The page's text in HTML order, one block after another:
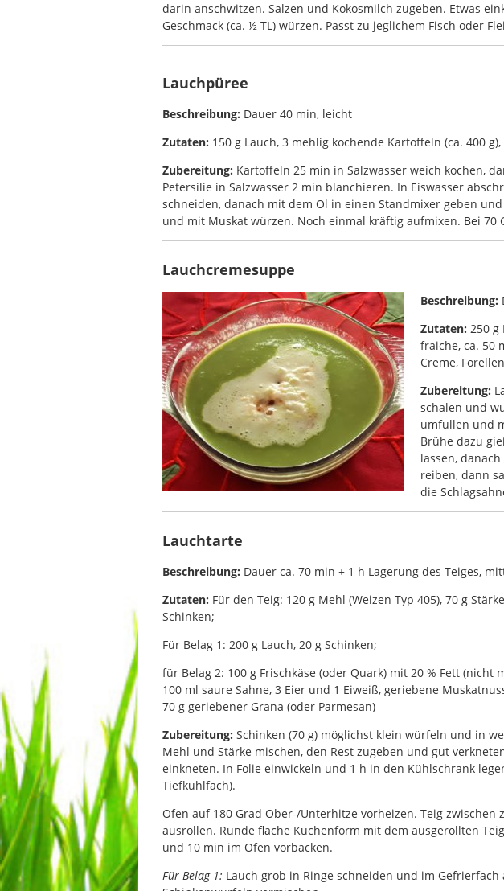
darin anschwitzen. Salzen und Kokosmilch zugeben. Etwas
Geschmack (ca. ½ TL) würzen. Passt zu jeglichem Fisch oder
Lauchpüree
Beschreibung: Dauer 40 min, leicht
Zutaten: 150 g Lauch, 3 mehlig kochende Kartoffeln (ca. 400
Zubereitung: Kartoffeln 25 min in Salzwasser weich kochen,
Petersilie in Salzwasser 2 min blanchieren. In Eiswasser
schneiden, danach mit dem Öl in einen Standmixer geben
und mit Muskat würzen. Noch einmal kräftig aufmixen. Bei 70
Lauchcremesuppe
Beschreibung:
Zutaten: 250 g
fraiche, ca. 50
Creme,
Zubereitung:
schälen und
umfüllen und
Brühe dazu
lassen,
reiben, dann
die
Lauchtarte
Beschreibung: Dauer ca. 70 min + 1 h Lagerung des Teiges,
Zutaten: Für den Teig: 120 g Mehl (Weizen Typ 405), 70 g
Schinken;
Für Belag 1: 200 g Lauch, 20 g Schinken;
für Belag 2: 100 g Frischkäse (oder Quark) mit 20 % Fett (nicht
100 ml saure Sahne, 3 Eier und 1 Eiweiß, geriebene
70 g geriebener Grana (oder Parmesan)
Zubereitung: Schinken (70 g) möglichst klein würfeln und in
Mehl und Stärke mischen, den Rest zugeben und gut
einkneten. In Folie einwickeln und 1 h in den Kühlschrank
Tiefkühlfach).
Ofen auf 180 Grad Ober-/Unterhitze vorheizen. Teig zwischen
ausrollen. Runde flache Kuchenform mit dem ausgerollten
und 10 min im Ofen vorbacken.
Für Belag 1: Lauch grob in Ringe schneiden und im